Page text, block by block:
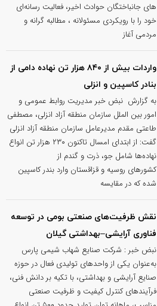
های جانباختگان حوادث اخیر، فعالیت رسانه‌ای
خود را با رویکردی مسئولانه ، مطالبه گرانه و
مردمی آغاز
واردات بیش از ۸۴۰ هزار تن نهاده دامی از
بنادر كاسپین و انزلی
به گزارش نبض خبر مدیریت روابط عمومی و
امور بین الملل سازمان منطقه آزاد انزلی، مصطفی
طاعتی مقدم مدیرعامل سازمان منطقه آزاد انزلی
گفت: از ابتدای امسال تاکنون ۲۳۰ هزار تن انواع
نهاده‌ها شامل جو، ذرت و گندم از
کشورهای روسیه و قزاقستان وارد بندر کاسپین
شده که در مقایسه
نقش ظرفیت‌های صنعتی بومی در توسعه
فناوری آرایشی–بهداشتی گیلان
نبض خبر : شرکت صنایع شهاب شیمی پارس
به‌عنوان یکی از واحدهای تولیدی فعال در حوزه
صنایع آرایشی و بهداشتی، با تکیه بر دانش فنی،
فرآیندهای کنترل کیفیت و ظرفیت صنعتی